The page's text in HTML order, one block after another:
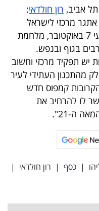
תל אביב, רון חולדאי:
אתגר מרכזי לישראל
בשנים הבאות, בין היתר לאור אירועי 7 באוקטובר, מלחמת
בגוף ובנפש.
יש תפקיד מרכזי וחשוב
מהתכנון העתידי לעיר
קמפוס חדש
לו להרחיב את
ה-21".
| כסף | רון חולדאי |